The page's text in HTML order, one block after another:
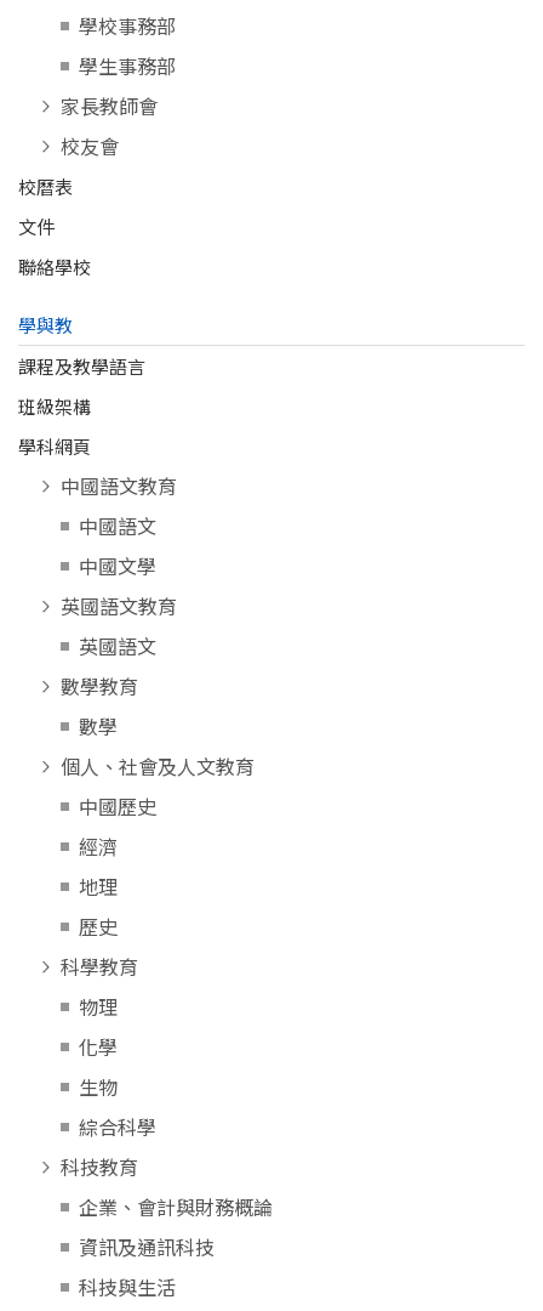
學校事務部
學生事務部
家長教師會
校友會
校曆表
文件
聯絡學校
學與教
課程及教學語言
班級架構
學科網頁
中國語文教育
中國語文
中國文學
英國語文教育
英國語文
數學教育
數學
個人、社會及人文教育
中國歷史
經濟
地理
歷史
科學教育
物理
化學
生物
綜合科學
科技教育
企業、會計與財務概論
資訊及通訊科技
科技與生活